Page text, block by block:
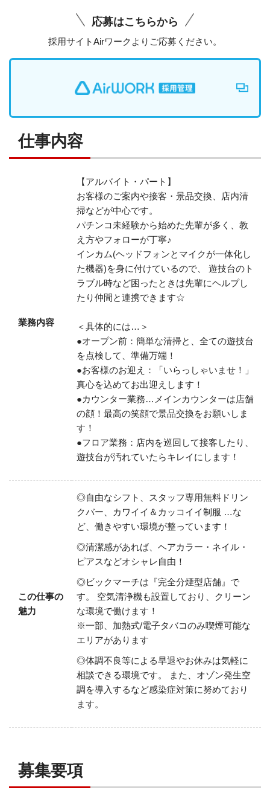
応募はこちらから
採用サイトAirワークよりご応募ください。
仕事内容
業務内容
【アルバイト・パート】
お客様のご案内や接客・景品交換、店内清
掃などが中心です。
パチンコ未経験から始めた先輩が多く、教
え方やフォローが丁寧♪
インカム(ヘッドフォンとマイクが一体化し
た機器)を身に付けているので、
遊技台のト
ラブル時など困ったときは先輩にヘルプし
たり仲間と連携できます☆
＜具体的には…＞
●オープン前：簡単な清掃と、全ての遊技台
を点検して、準備万端！
●お客様のお迎え：「いらっしゃいませ！」
真心を込めてお出迎えします！
●カウンター業務…メインカウンターは店舗
の顔！最高の笑顔で景品交換をお願いしま
す！
●フロア業務：店内を巡回して接客したり、
遊技台が汚れていたらキレイにします！
この仕事の
魅力
◎自由なシフト、スタッフ専用無料ドリン
クバー、カワイイ＆カッコイイ制服 …な
ど、働きやすい環境が整っています！
◎清潔感があれば、ヘアカラー・ネイル・
ピアスなどオシャレ自由！
◎ビックマーチは『完全分煙型店舗』で
す。
空気清浄機も設置しており、クリーン
な環境で働けます！
※一部、加熱式/電子タバコのみ喫煙可能な
エリアがあります
◎体調不良等による早退やお休みは気軽に
相談できる環境です。
また、オゾン発生空
調を導入するなど感染症対策に努めており
ます。
募集要項